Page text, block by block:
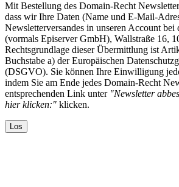
Mit Bestellung des Domain-Recht
dass wir Ihre Daten (Name und E-Mail-
Newsletterversandes in unseren Account
(vormals Episerver GmbH), Wallstraße 16,
Rechtsgrundlage dieser Übermittlung ist
Buchstabe a) der Europäischen
(DSGVO). Sie können Ihre Einwilligung
indem Sie am Ende jedes Domain-Recht
entsprechenden Link unter "Newsletter
hier klicken:" klicken.